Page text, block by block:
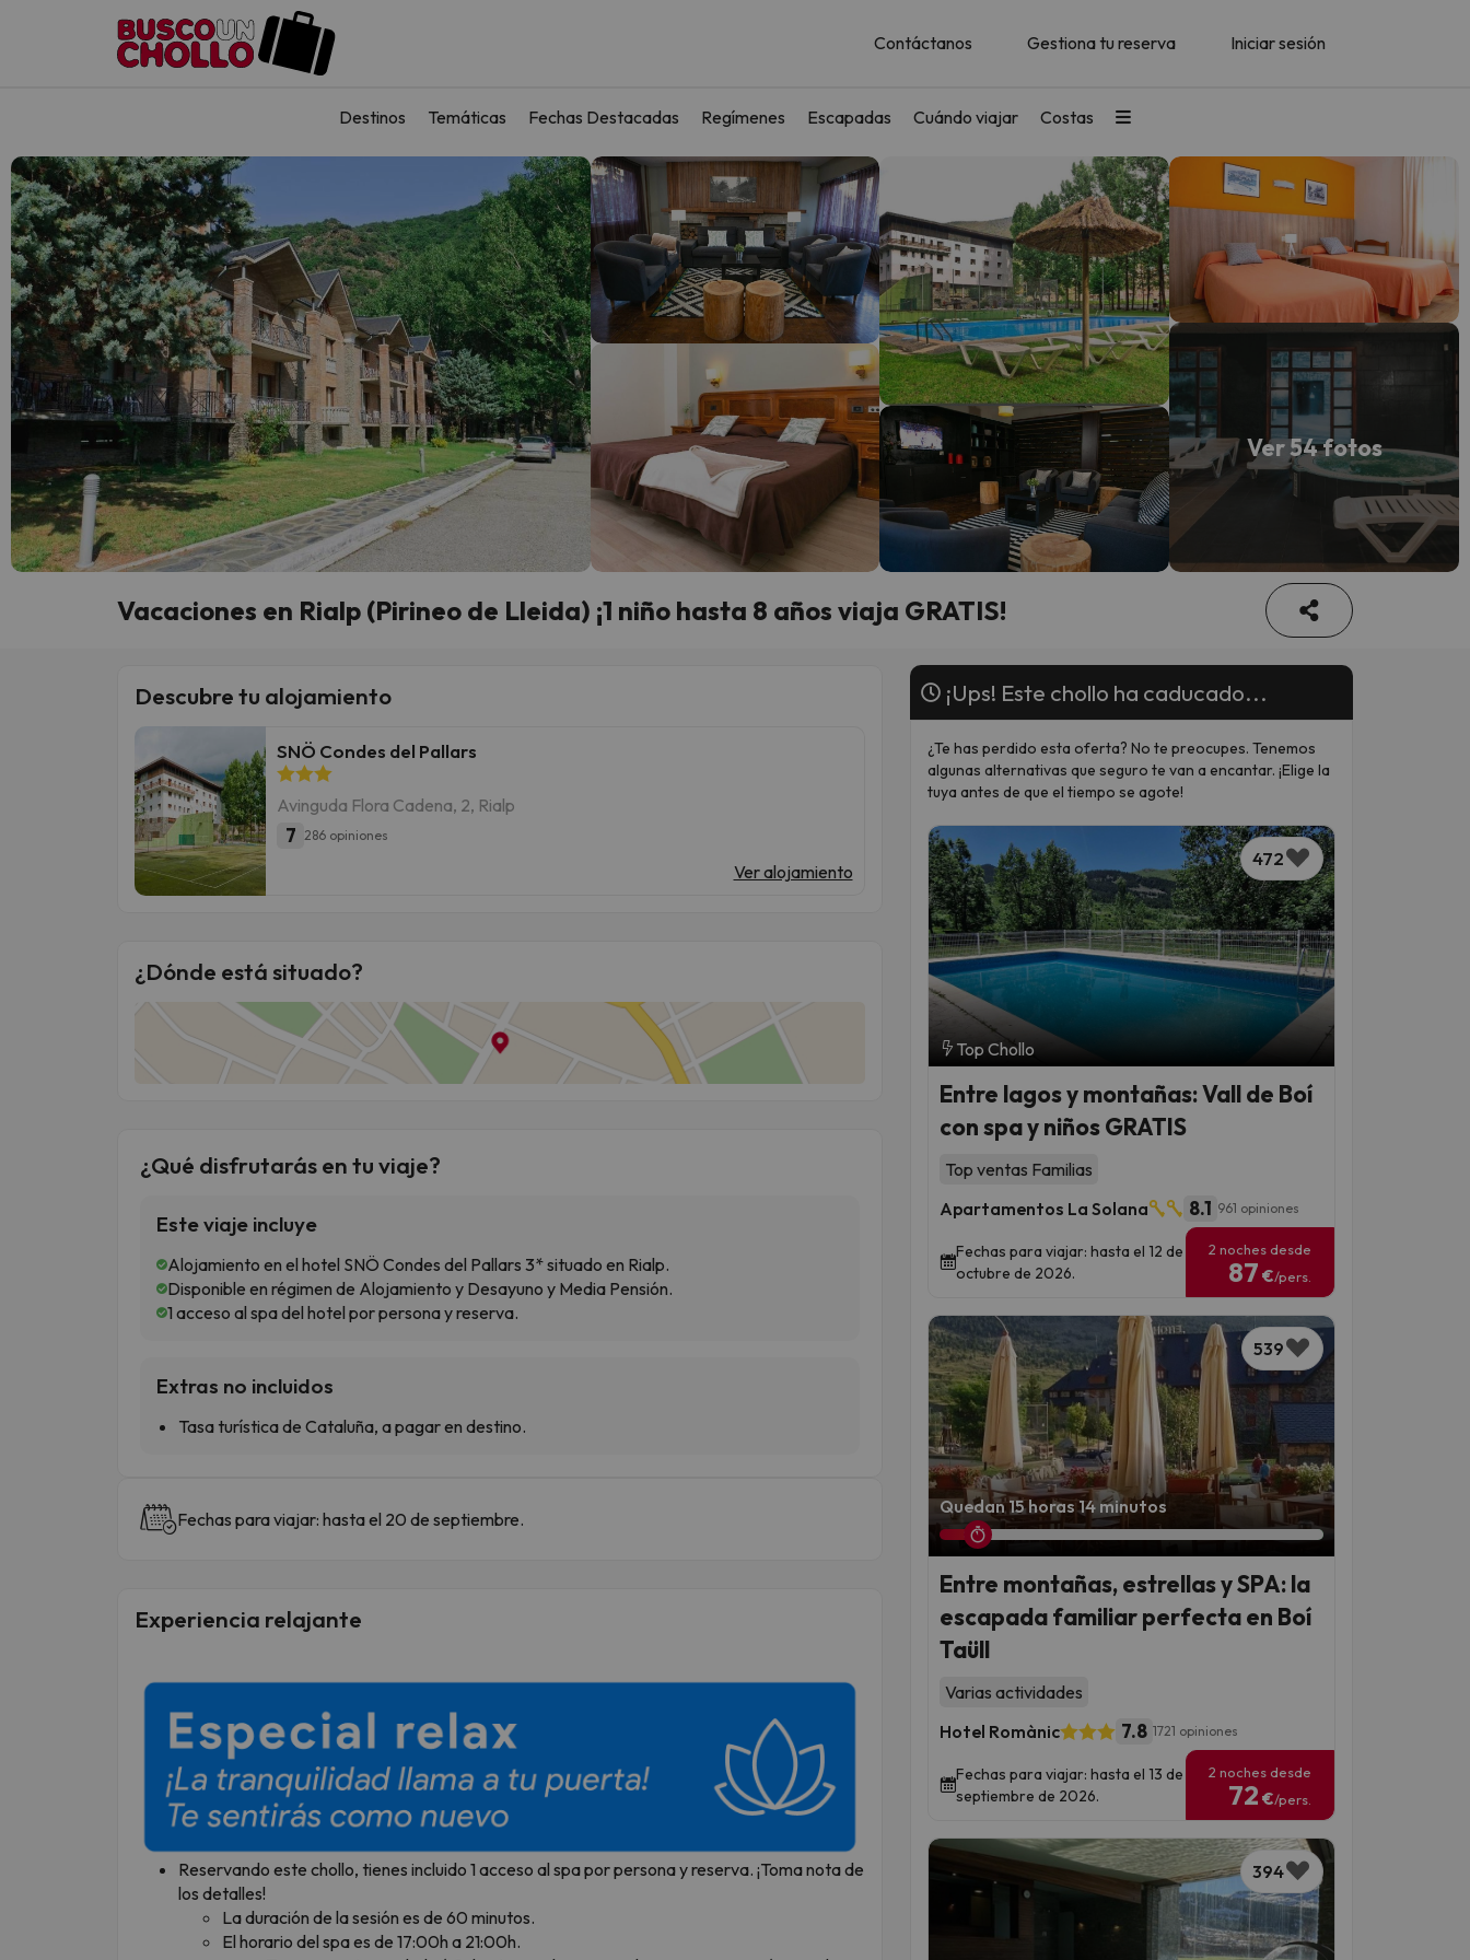
Contáctanos Gestiona tu reserva Iniciar sesión
Destinos Temáticas Fechas Destacadas Regímenes Escapadas Cuándo viajar Costas
Ver 54 fotos
Vacaciones en Rialp (Pirineo de Lleida) ¡1 niño hasta 8 años viaja GRATIS!
Descubre tu alojamiento
SNÖ Condes del Pallars
Avinguda Flora Cadena, 2, Rialp
7 286 opiniones
Ver alojamiento
¿Dónde está situado?
¿Qué disfrutarás en tu viaje?
Este viaje incluye
Alojamiento en el hotel SNÖ Condes del Pallars 3* situado en Rialp.
Disponible en régimen de Alojamiento y Desayuno y Media Pensión.
1 acceso al spa del hotel por persona y reserva.
Extras no incluidos
Tasa turística de Cataluña, a pagar en destino.
Fechas para viajar: hasta el 20 de septiembre.
Experiencia relajante
Reservando este chollo, tienes incluido 1 acceso al spa por persona y reserva. ¡Toma nota de
los detalles!
La duración de la sesión es de 60 minutos.
El horario del spa es de 17:00h a 21:00h.
¡Ups! Este chollo ha caducado...
¿Te has perdido esta oferta? No te preocupes. Tenemos
algunas alternativas que seguro te van a encantar. ¡Elige la
tuya antes de que el tiempo se agote!
472
Top Chollo
Entre lagos y montañas: Vall de Boí
con spa y niños GRATIS
Top ventas Familias
Apartamentos La Solana
8.1 961 opiniones
Fechas para viajar: hasta el 12 de
octubre de 2026.
2 noches desde
87 €/pers.
539
Quedan 15 horas 14 minutos
Entre montañas, estrellas y SPA: la
escapada familiar perfecta en Boí
Taüll
Varias actividades
Hotel Romànic
7.8 1721 opiniones
Fechas para viajar: hasta el 13 de
septiembre de 2026.
2 noches desde
72 €/pers.
394